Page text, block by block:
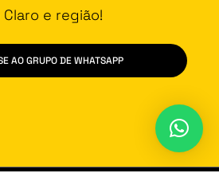
Claro e região!
AO GRUPO DE WHATSAPP